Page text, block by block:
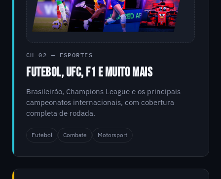
CH 02 — ESPORTES
FUTEBOL, UFC, F1 E MUITO MAIS
Brasileirão, Champions League e os principais
campeonatos internacionais, com cobertura
completa de rodada.
Futebol Combate Motorsport